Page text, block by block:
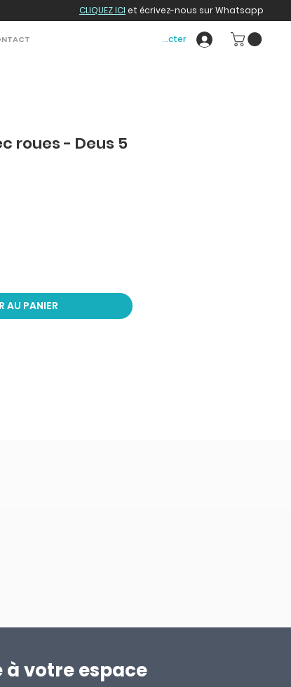
CLIQUEZ ICI et écrivez-nous sur Whatsapp
Se connecter
roues - Deus 5
AU PANIER
votre espace